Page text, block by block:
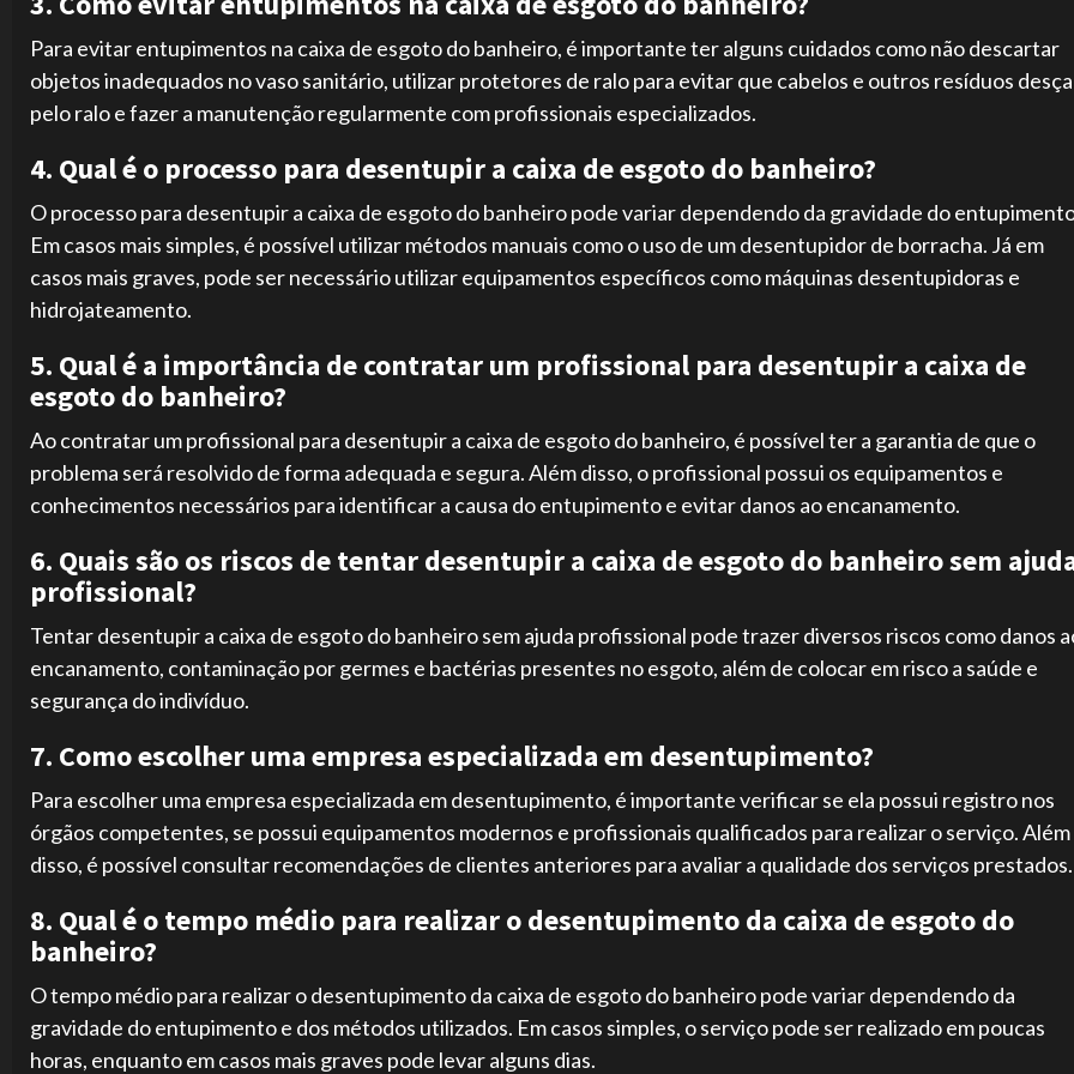
Para evitar entupimentos na caixa de esgoto do banheiro, é importante ter alguns cuidados como não descartar
objetos inadequados no vaso sanitário, utilizar protetores de ralo para evitar que cabelos e outros resíduos
pelo ralo e fazer a manutenção regularmente com profissionais especializados.
4. Qual é o processo para desentupir a caixa de esgoto do banheiro?
O processo para desentupir a caixa de esgoto do banheiro pode variar dependendo da gravidade do
Em casos mais simples, é possível utilizar métodos manuais como o uso de um desentupidor de borracha. Já em
casos mais graves, pode ser necessário utilizar equipamentos específicos como máquinas desentupidoras e
hidrojateamento.
5. Qual é a importância de contratar um profissional para desentupir a caixa de
esgoto do banheiro?
Ao contratar um profissional para desentupir a caixa de esgoto do banheiro, é possível ter a garantia de que o
problema será resolvido de forma adequada e segura. Além disso, o profissional possui os equipamentos e
conhecimentos necessários para identificar a causa do entupimento e evitar danos ao encanamento.
6. Quais são os riscos de tentar desentupir a caixa de esgoto do banheiro sem
profissional?
Tentar desentupir a caixa de esgoto do banheiro sem ajuda profissional pode trazer diversos riscos como danos
encanamento, contaminação por germes e bactérias presentes no esgoto, além de colocar em risco a saúde e
segurança do indivíduo.
7. Como escolher uma empresa especializada em desentupimento?
Para escolher uma empresa especializada em desentupimento, é importante verificar se ela possui registro nos
órgãos competentes, se possui equipamentos modernos e profissionais qualificados para realizar o serviço. Além
disso, é possível consultar recomendações de clientes anteriores para avaliar a qualidade dos serviços prestados.
8. Qual é o tempo médio para realizar o desentupimento da caixa de esgoto do
banheiro?
O tempo médio para realizar o desentupimento da caixa de esgoto do banheiro pode variar dependendo da
gravidade do entupimento e dos métodos utilizados. Em casos simples, o serviço pode ser realizado em poucas
horas, enquanto em casos mais graves pode levar alguns dias.